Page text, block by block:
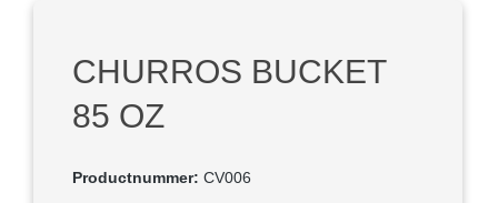
CHURROS BUCKET
85 OZ
Productnummer: CV006